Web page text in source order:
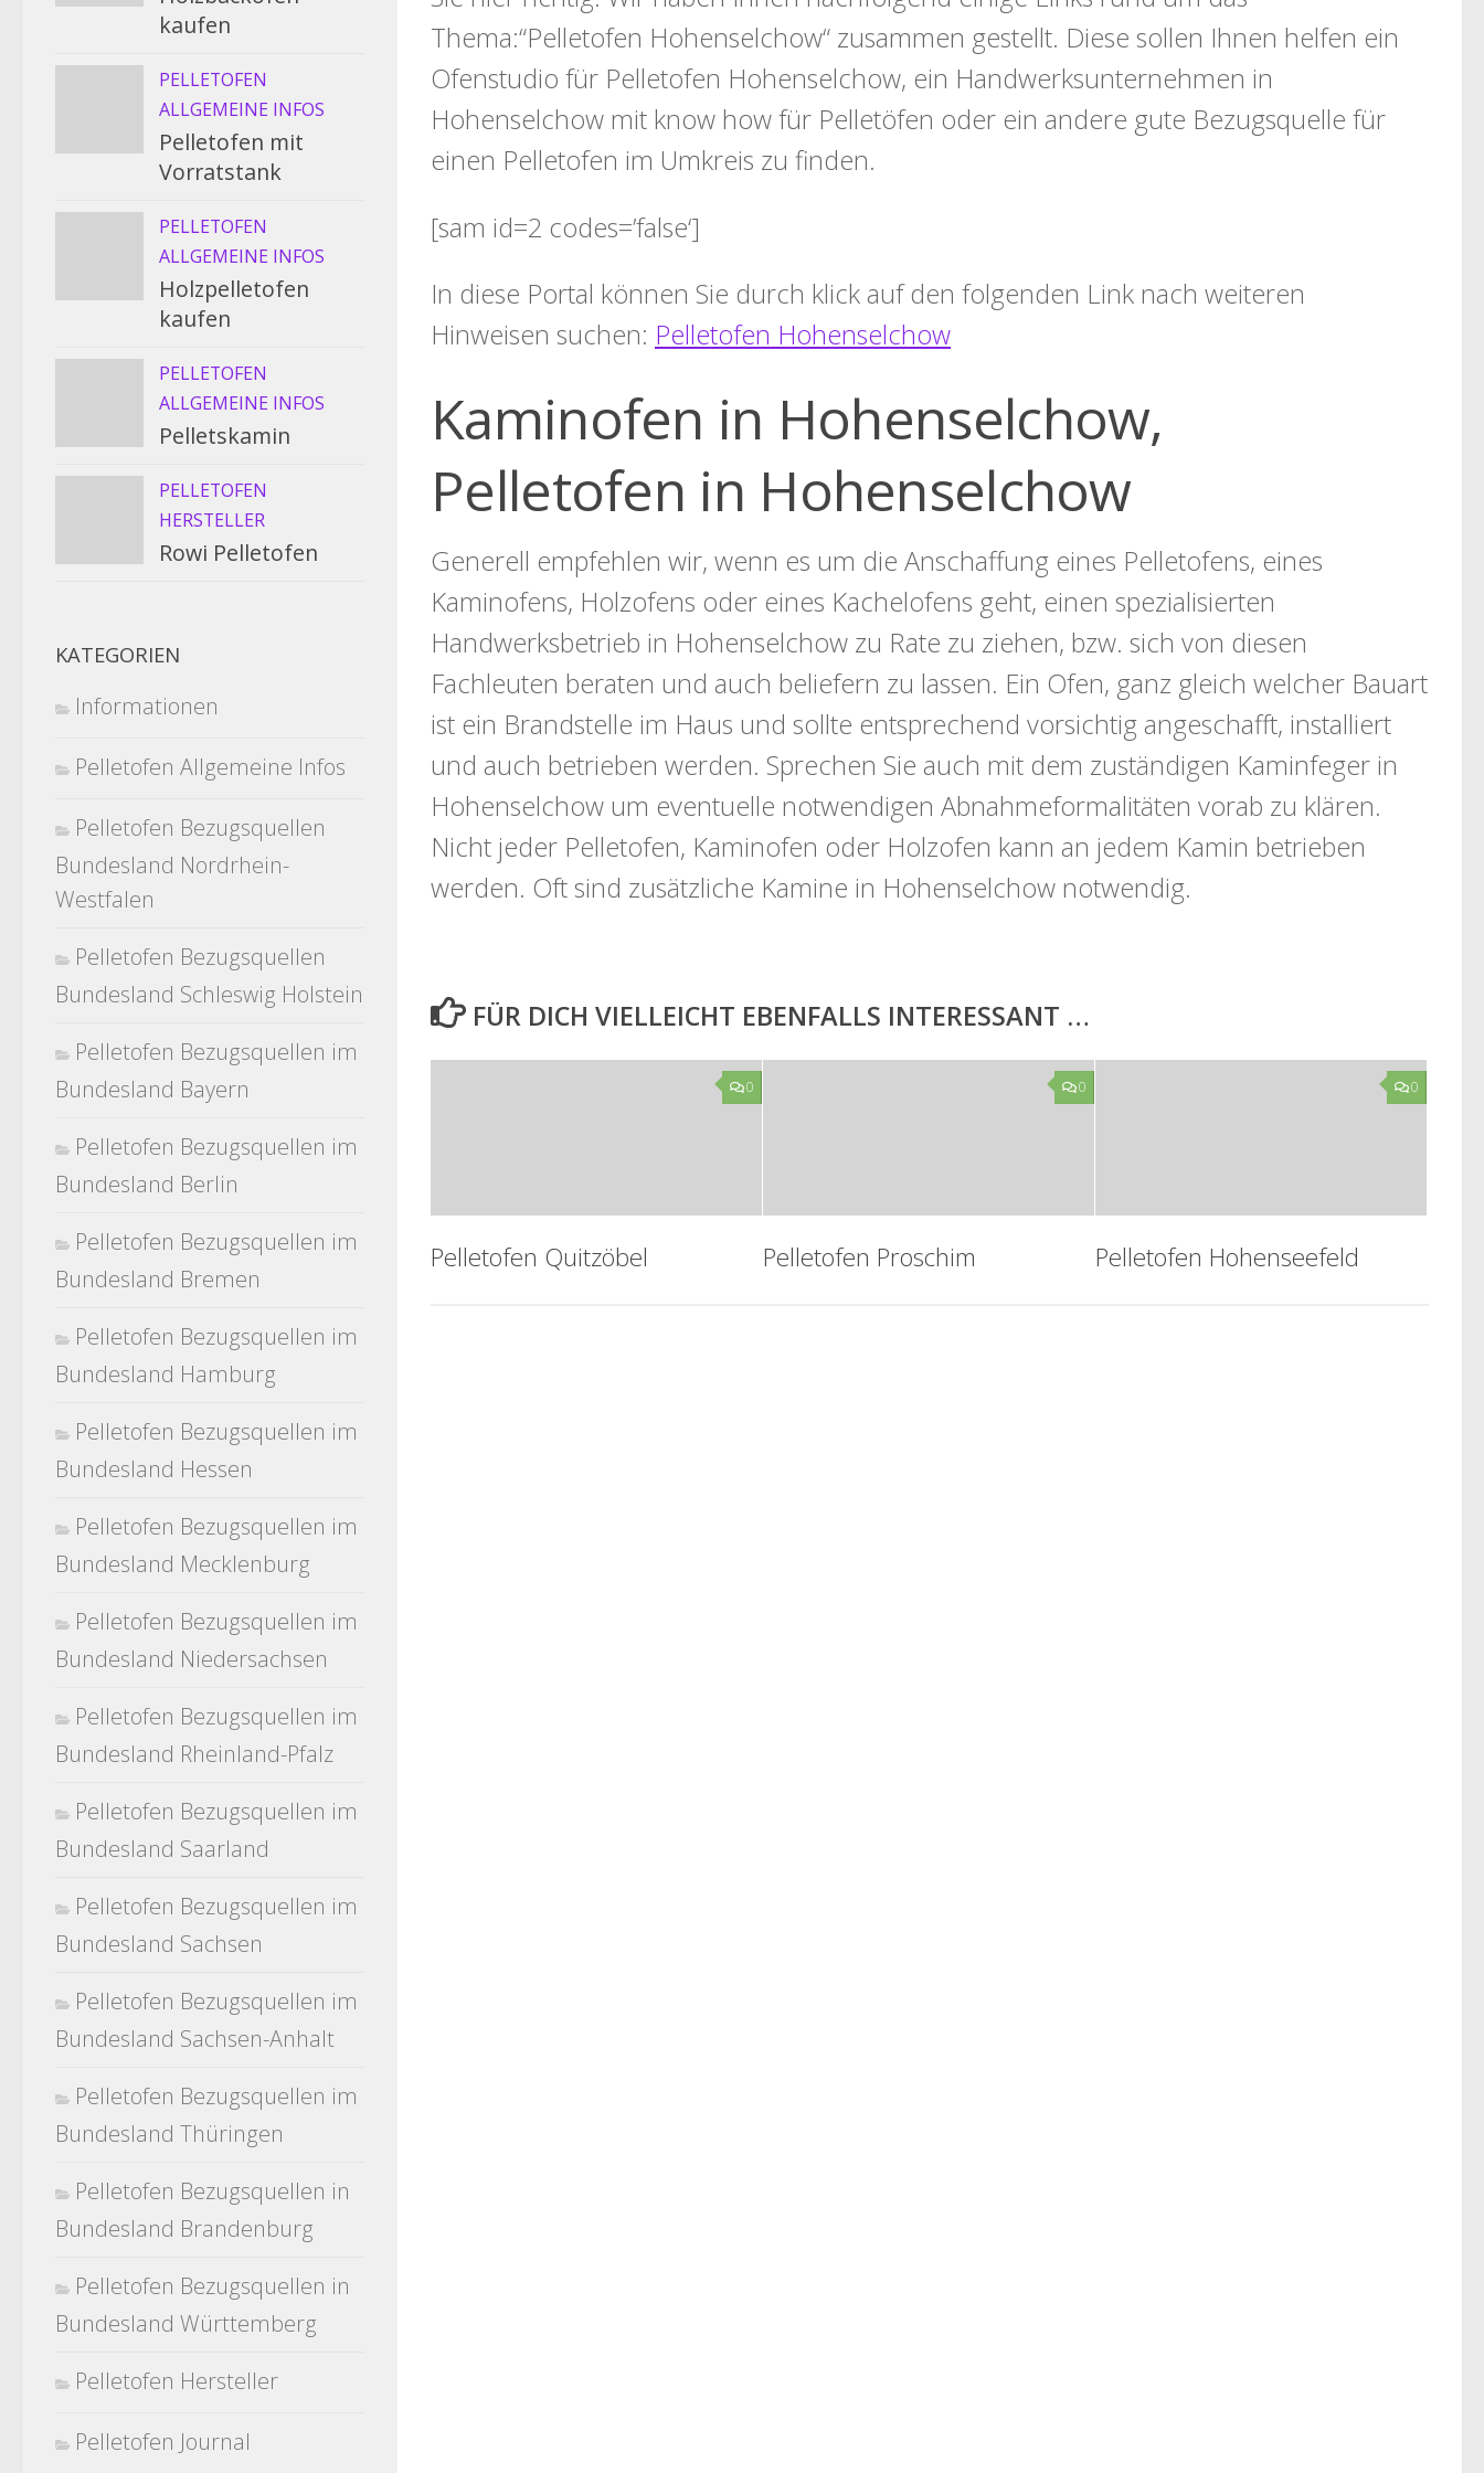
Thema:“Pelletofen Hohenselchow“ zusammen gestellt. Diese sollen Ihnen helfen ein
Ofenstudio für Pelletofen Hohenselchow, ein Handwerksunternehmen in
Hohenselchow mit know how für Pelletöfen oder ein andere gute Bezugsquelle für
einen Pelletofen im Umkreis zu finden.
[sam id=2 codes=’false‘]
In diese Portal können Sie durch klick auf den folgenden Link nach weiteren
Hinweisen suchen: Pelletofen Hohenselchow
Kaminofen in Hohenselchow,
Pelletofen in Hohenselchow
Generell empfehlen wir, wenn es um die Anschaffung eines Pelletofens, eines
Kaminofens, Holzofens oder eines Kachelofens geht, einen spezialisierten
Handwerksbetrieb in Hohenselchow zu Rate zu ziehen, bzw. sich von diesen
Fachleuten beraten und auch beliefern zu lassen. Ein Ofen, ganz gleich welcher Bauart
ist ein Brandstelle im Haus und sollte entsprechend vorsichtig angeschafft, installiert
und auch betrieben werden. Sprechen Sie auch mit dem zuständigen Kaminfeger in
Hohenselchow um eventuelle notwendigen Abnahmeformalitäten vorab zu klären.
Nicht jeder Pelletofen, Kaminofen oder Holzofen kann an jedem Kamin betrieben
werden. Oft sind zusätzliche Kamine in Hohenselchow notwendig.
FÜR DICH VIELLEICHT EBENFALLS INTERESSANT …
0
Pelletofen Quitzöbel
0
Pelletofen Proschim
0
Pelletofen Hohenseefeld
kaufen
PELLETOFEN
ALLGEMEINE INFOS
Pelletofen mit
Vorratstank
PELLETOFEN
ALLGEMEINE INFOS
Holzpelletofen
kaufen
PELLETOFEN
ALLGEMEINE INFOS
Pelletskamin
PELLETOFEN
HERSTELLER
Rowi Pelletofen
KATEGORIEN
Informationen
Pelletofen Allgemeine Infos
Pelletofen Bezugsquellen
Bundesland Nordrhein-
Westfalen
Pelletofen Bezugsquellen
Bundesland Schleswig Holstein
Pelletofen Bezugsquellen im
Bundesland Bayern
Pelletofen Bezugsquellen im
Bundesland Berlin
Pelletofen Bezugsquellen im
Bundesland Bremen
Pelletofen Bezugsquellen im
Bundesland Hamburg
Pelletofen Bezugsquellen im
Bundesland Hessen
Pelletofen Bezugsquellen im
Bundesland Mecklenburg
Pelletofen Bezugsquellen im
Bundesland Niedersachsen
Pelletofen Bezugsquellen im
Bundesland Rheinland-Pfalz
Pelletofen Bezugsquellen im
Bundesland Saarland
Pelletofen Bezugsquellen im
Bundesland Sachsen
Pelletofen Bezugsquellen im
Bundesland Sachsen-Anhalt
Pelletofen Bezugsquellen im
Bundesland Thüringen
Pelletofen Bezugsquellen in
Bundesland Brandenburg
Pelletofen Bezugsquellen in
Bundesland Württemberg
Pelletofen Hersteller
Pelletofen Journal